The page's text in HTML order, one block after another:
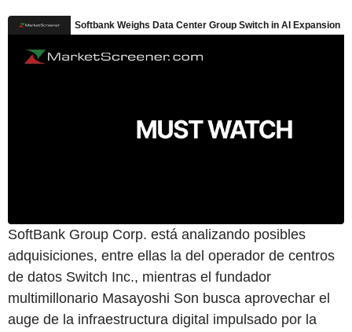
SoftBank Group Corp. está analizando posibles
adquisiciones, entre ellas la del operador de centros
de datos Switch Inc., mientras el fundador
multimillonario Masayoshi Son busca aprovechar el
auge de la infraestructura digital impulsado por la